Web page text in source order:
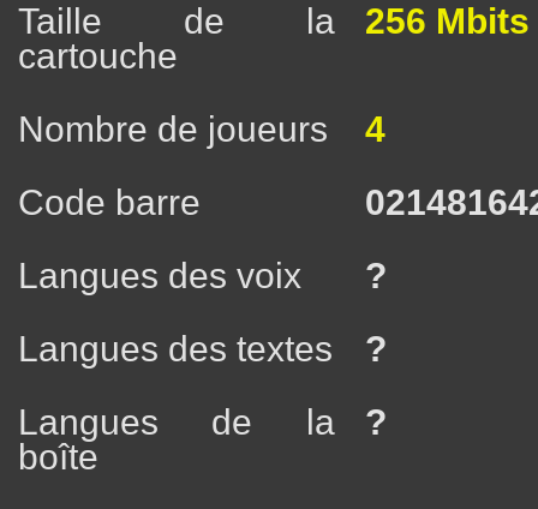
Taille de la
cartouche
256 Mbits
Nombre de joueurs
4
Code barre
Langues des voix
?
Langues des textes
?
Langues de la
boîte
?